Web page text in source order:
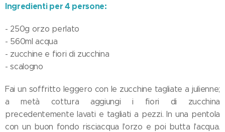
Ingredienti per 4 persone:
- 250g orzo perlato
- 560ml acqua
- zucchine e fiori di zucchina
- scalogno
Fai un soffritto leggero con le zucchine tagliate a julienne;
a metà cottura aggiungi i fiori di zucchina
precedentemente lavati e tagliati a pezzi. In una pentola
con un buon fondo risciacqua l'orzo e poi butta l'acqua.